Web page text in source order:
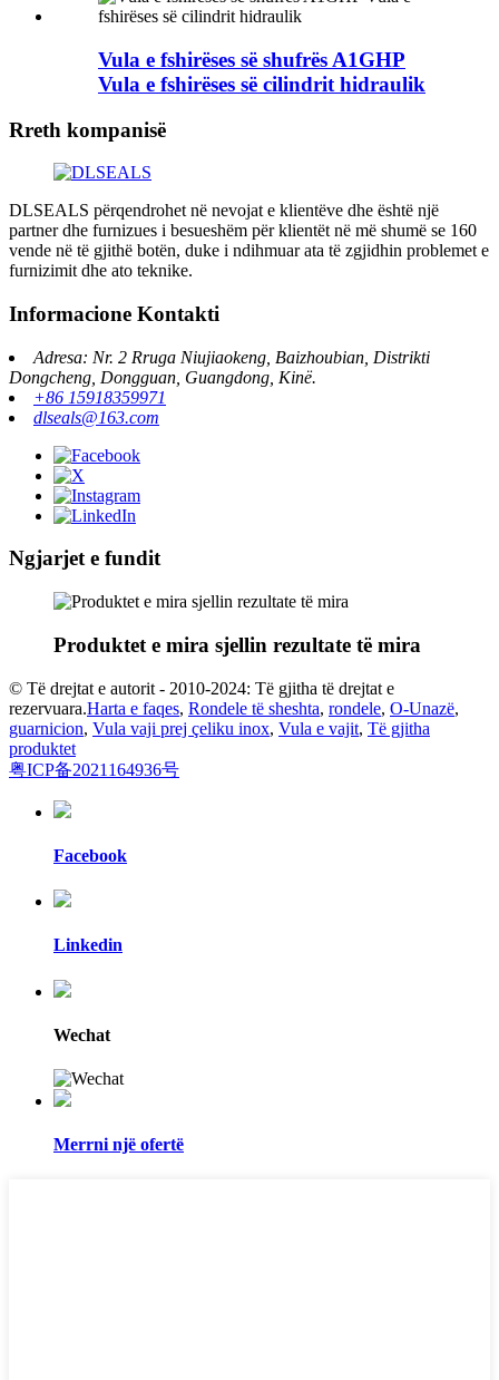
Vula e fshirëses së shufrës A1GHP
Vula e fshirëses së cilindrit hidraulik
Rreth kompanisë
DLSEALS përqendrohet në nevojat e klientëve dhe është një
partner dhe furnizues i besueshëm për klientët në më shumë se 160
vende në të gjithë botën, duke i ndihmuar ata të zgjidhin problemet e
furnizimit dhe ato teknike.
Informacione Kontakti
Adresa: Nr. 2 Rruga Niujiaokeng, Baizhoubian, Distrikti
Dongcheng, Dongguan, Guangdong, Kinë.
+86 15918359971
dlseals@163.com
Ngjarjet e fundit
Produktet e mira sjellin rezultate të mira
© Të drejtat e autorit - 2010-2024: Të gjitha të drejtat e
rezervuara.Harta e faqes, Rondele të sheshta, rondele, O-Unazë,
guarnicion, Vula vaji prej çeliku inox, Vula e vajit, Të gjitha
produktet
粤ICP备2021164936号
Facebook
Linkedin
Wechat
Merrni një ofertë